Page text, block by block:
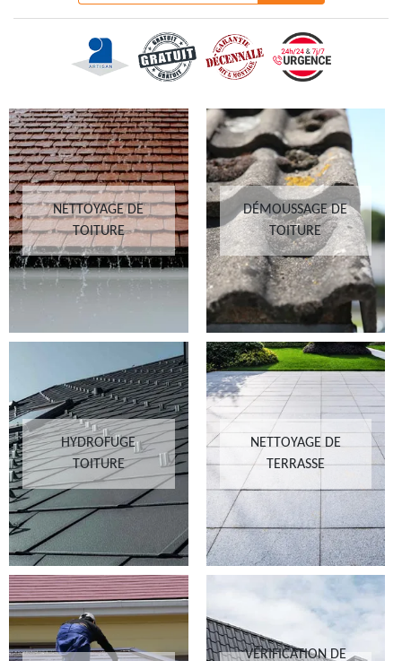
NETTOYAGE DE
TOITURE
DÉMOUSSAGE DE
TOITURE
HYDROFUGE
TOITURE
NETTOYAGE DE
TERRASSE
VÉRIFICATION DE